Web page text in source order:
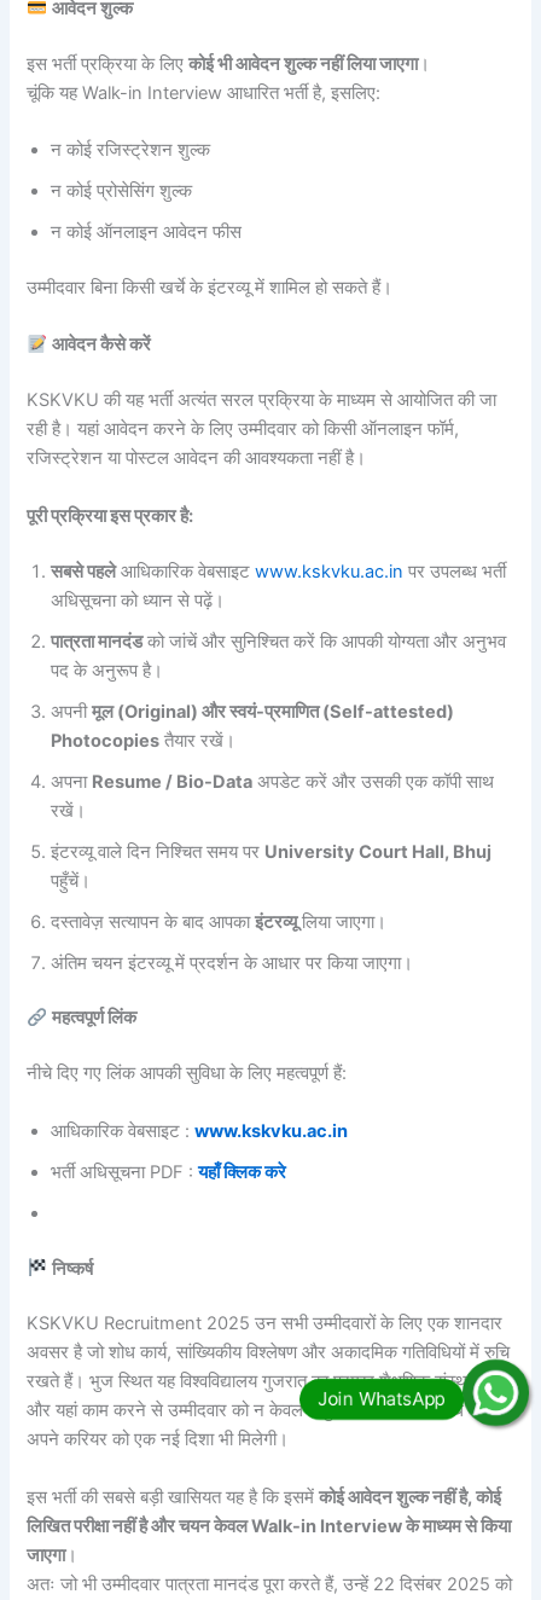
आवेदन शुल्क
इस भर्ती प्रक्रिया के लिएकोई भी आवेदन शुल्क नहीं लिया जाएगा।
चूंकि यह Walk-in Interview आधारित भर्ती है, इसलिए:
न कोई रजिस्ट्रेशन शुल्क
न कोई प्रोसेसिंग शुल्क
न कोई ऑनलाइन आवेदन फीस
उम्मीदवार बिना किसी खर्चे के इंटरव्यू में शामिल हो सकते हैं।
आवेदन कैसे करें
KSKVKU की यह भर्ती अत्यंत सरल प्रक्रिया के माध्यम से आयोजित की जा
रही है। यहां आवेदन करने के लिए उम्मीदवार को किसी ऑनलाइन फॉर्म,
रजिस्ट्रेशन या पोस्टल आवेदन की आवश्यकता नहीं है।
पूरी प्रक्रिया इस प्रकार है:
सबसे पहलेआधिकारिक वेबसाइटwww.kskvku.ac.in पर उपलब्ध भर्ती
अधिसूचना को ध्यान से पढ़ें।
पात्रता मानदंडको जांचें और सुनिश्चित करें कि आपकी योग्यता और अनुभव
पद के अनुरूप है।
अपनीमूल (Original) और स्वयं-प्रमाणित (Self-attested)
Photocopies तैयार रखें।
अपना Resume / Bio-Data अपडेट करें और उसकी एक कॉपी साथ
रखें।
इंटरव्यू वाले दिन निश्चित समय पर University Court Hall, Bhuj
पहुँचें।
दस्तावेज़ सत्यापन के बाद आपकाइंटरव्यूलिया जाएगा।
अंतिम चयन इंटरव्यू में प्रदर्शन के आधार पर किया जाएगा।
महत्वपूर्ण लिंक
नीचे दिए गए लिंक आपकी सुविधा के लिए महत्वपूर्ण हैं:
आधिकारिक वेबसाइट :www.kskvku.ac.in
भर्ती अधिसूचना PDF :यहाँ क्लिक करे
निष्कर्ष
KSKVKU Recruitment 2025 उन सभी उम्मीदवारों के लिए एक शानदार
अवसर है जो शोध कार्य, सांख्यिकीय विश्लेषण और अकादमिक गतिविधियों में रुचि
रखते हैं। भुज स्थित यह विश्वविद्यालय गुजरात का प्रमुख शैक्षणिक संस्थान है
और यहां काम करने से उम्मीदवार को न केवल अनुभव मिलेगा बल्कि शोध क्षेत्र में
अपने करियर को एक नई दिशा भी मिलेगी।
इस भर्ती की सबसे बड़ी खासियत यह है कि इसमेंकोई आवेदन शुल्क नहीं है, कोई
लिखित परीक्षा नहीं है और चयन केवल Walk-in Interview के माध्यम से किया
जाएगा।
अतः जो भी उम्मीदवार पात्रता मानदंड पूरा करते हैं, उन्हें 22 दिसंबर 2025 को